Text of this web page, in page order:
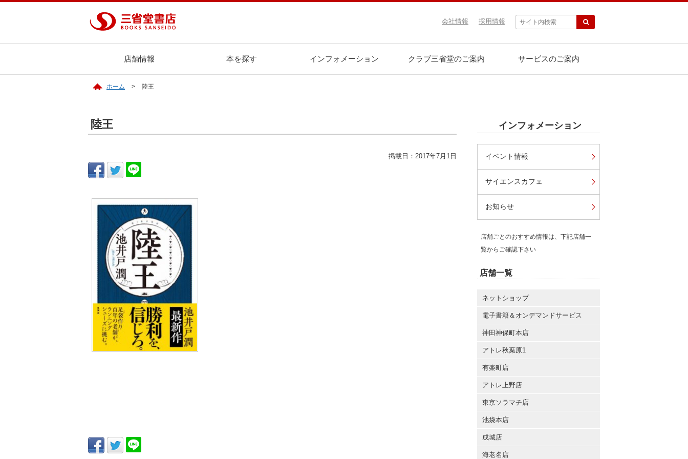
採用情報
会社情報
店舗情報 本を探す インフォメーション クラブ三省堂のご案内 サービスのご案内
ホーム 陸王
陸王
掲載日：2017年7月1日
インフォメーション
イベント情報
サイエンスカフェ
お知らせ
店舗ごとのおすすめ情報は、下記店舗一
覧からご確認下さい
店舗一覧
ネットショップ
電子書籍＆オンデマンドサービス
神田神保町本店
アトレ秋葉原1
有楽町店
アトレ上野店
東京ソラマチ店
池袋本店
成城店
海老名店